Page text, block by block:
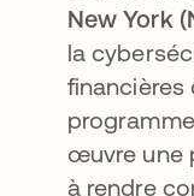
New York
la
financières
œuvre une
à rendre